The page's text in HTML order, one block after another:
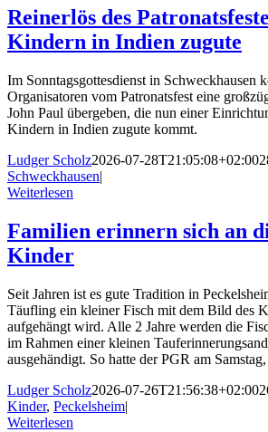
Reinerlös des
Kindern in Indien zugute
Im Sonntagsgottesdienst in Schweckhausen
Organisatoren vom Patronatsfest eine
John Paul übergeben, die nun einer
Kindern in Indien zugute kommt.
Ludger Scholz2026-07-28T21:05:08+02:00
Schweckhausen|
Weiterlesen
Familien erinnern sich an
Kinder
Seit Jahren ist es gute Tradition in
Täufling ein kleiner Fisch mit dem Bild des
aufgehängt wird. Alle 2 Jahre werden die
im Rahmen einer kleinen
ausgehändigt. So hatte der PGR am
Ludger Scholz2026-07-26T21:56:38+02:00
Kinder, Peckelsheim|
Weiterlesen